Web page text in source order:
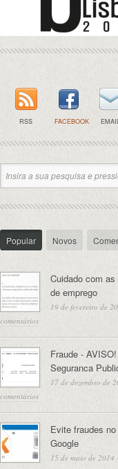
RSS FACEBOOK
Popular Novos
Cuidado com
de emprego
19 de fevereiro de
comentários
Fraude -
Seguranca
17 de dezembro de
comentários
Evite fraudes
Google
15 de maio de 2014 ·